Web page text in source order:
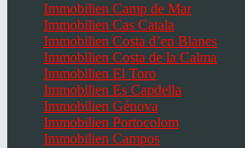
Immobilien Camp de Mar
Immobilien Cas Catala
Immobilien Costa d’en Blanes
Immobilien Costa de la Calma
Immobilien El Toro
Immobilien Es Capdella
Immobilien Génova
Immobilien Portocolom
Immobilien Campos